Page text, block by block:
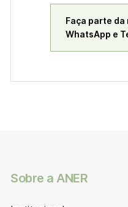
Faça parte da
WhatsApp e
Sobre a ANER